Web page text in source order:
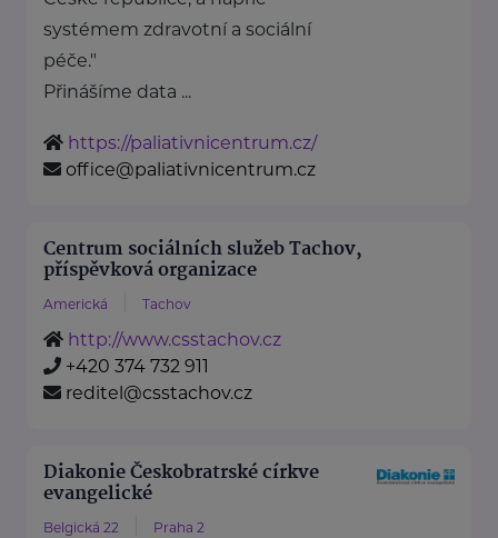
systémem zdravotní a sociální
péče."
Přinášíme data ...
https://paliativnicentrum.cz/
office@paliativnicentrum.cz
Centrum sociálních služeb Tachov,
příspěvková organizace
Americká Tachov
http://www.csstachov.cz
+420 374 732 911
reditel@csstachov.cz
Diakonie Českobratrské církve
evangelické
Belgická 22 Praha 2